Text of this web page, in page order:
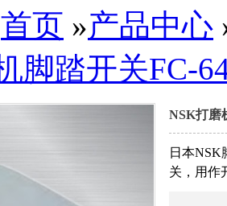
首页 »产品中心
脚踏开关FC-
NSK打磨
日本NSK
关，用作